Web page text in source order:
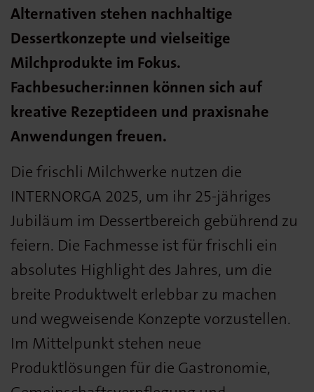
Alternativen stehen nachhaltige
Dessertkonzepte und vielseitige
Milchprodukte im Fokus.
Fachbesucher:innen können sich auf
kreative Rezeptideen und praxisnahe
Anwendungen freuen.
Die frischli Milchwerke nutzen die
INTERNORGA 2025, um ihr 25-jähriges
Jubiläum im Dessertbereich gebührend zu
feiern. Die Fachmesse ist für frischli ein
absolutes Highlight des Jahres, um die
breite Produktwelt erlebbar zu machen
und wegweisende Konzepte vorzustellen.
Im Mittelpunkt stehen neue
Produktlösungen für die Gastronomie,